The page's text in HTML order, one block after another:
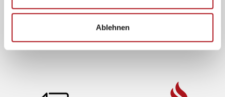
Ablehnen
Mitmachen und Kontakteknüpfen
im Netzwerk für Schutz, Rettung
und Sicherheit